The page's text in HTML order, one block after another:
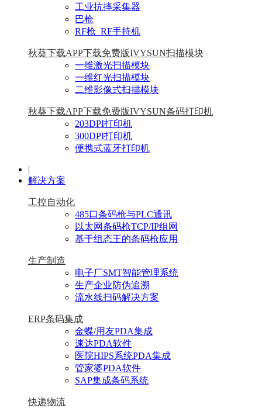
工业抗摔采集器
巴枪
RF枪_RF手持机
秋葵下载APP下载免费版IVYSUN扫描模块
一维激光扫描模块
一维红光扫描模块
二维影像式扫描模块
秋葵下载APP下载免费版IVYSUN条码打印机
203DPI打印机
300DPI打印机
便携式蓝牙打印机
|
解决方案
工控自动化
485口条码枪与PLC通讯
以太网条码枪TCP/IP组网
基于组态王的条码枪应用
生产制造
电子厂SMT智能管理系统
生产企业防伪追溯
流水线扫码解决方案
ERP条码集成
金蝶/用友PDA集成
速达PDA软件
医院HIPS系统PDA集成
管家婆PDA软件
SAP集成条码系统
快递物流